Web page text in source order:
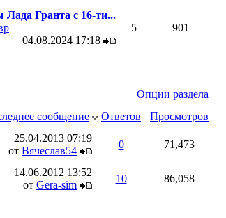
Лада Гранта с 16-ти...
04.08.2024 17:18
5 901
Опции раздела
сообщение Ответов
Просмотров
25.04.2013 07:19
от Вячеслав54
0 71,473
14.06.2012 13:52
от Gera-sim
10 86,058